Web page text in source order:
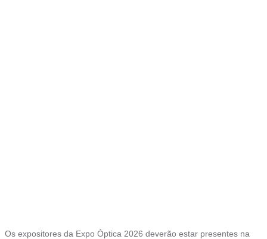
Os expositores da Expo Óptica 2026 deverão estar presentes na